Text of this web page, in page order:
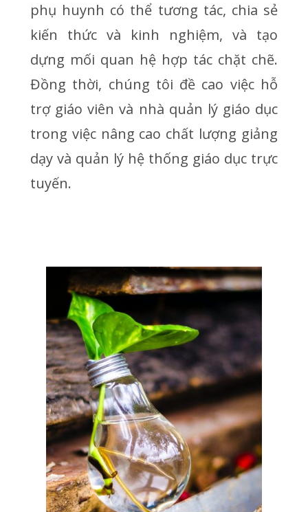
phụ huynh có thể tương tác, chia sẻ
kiến thức và kinh nghiệm, và tạo
dựng mối quan hệ hợp tác chặt chẽ.
Đồng thời, chúng tôi đề cao việc hỗ
trợ giáo viên và nhà quản lý giáo dục
trong việc nâng cao chất lượng giảng
dạy và quản lý hệ thống giáo dục trực
tuyến.